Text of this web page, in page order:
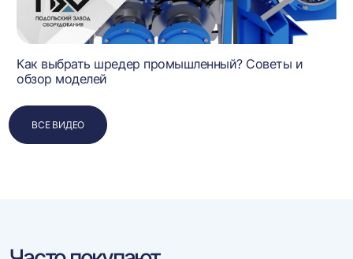
Как выбрать шредер промышленный? Советы и
обзор моделей
ВСЕ ВИДЕО